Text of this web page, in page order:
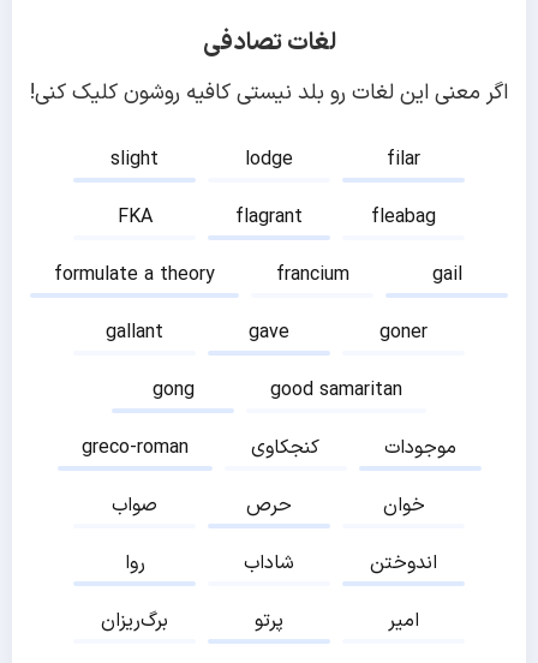
لغات تصادفی
اگر معنی این لغات رو بلد نیستی کافیه روشون کلیک کنی!
slight lodge
filar
FKA
flagrant
fleabag
formulate a theory
francium
gail
gallant
gave
goner
gong
good samaritan
greco-roman
کنجکاوی
موجودات
صواب
حرص
خوان
روا
شاداب
اندوختن
برگ‌ریزان
پرتو
امیر